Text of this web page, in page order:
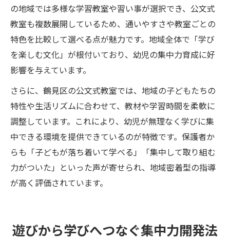
の地域では多様な学習教室や習い事が選択でき、公文式
教室も複数展開しているため、通いやすさや教室ごとの
特色を比較して選べる点が魅力です。地域全体で「学び
を楽しむ文化」が根付いており、幼児の集中力育成に好
影響を与えています。
さらに、鶴見区の公文式教室では、地域の子どもたちの
特性や生活リズムに合わせて、教材や学習時間を柔軟に
調整しています。これにより、幼児が無理なく学びに集
中できる環境を提供できているのが特徴です。保護者か
らも「子どもが落ち着いて学べる」「集中して取り組む
力がついた」といった声が寄せられ、地域密着型の指導
が高く評価されています。
遊びから学びへつなぐ集中力開発法